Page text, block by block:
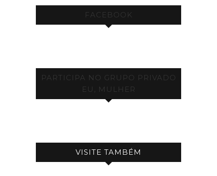
FACEBOOK
PARTICIPA NO GRUPO PRIVADO
EU, MULHER
VISITE TAMBÉM